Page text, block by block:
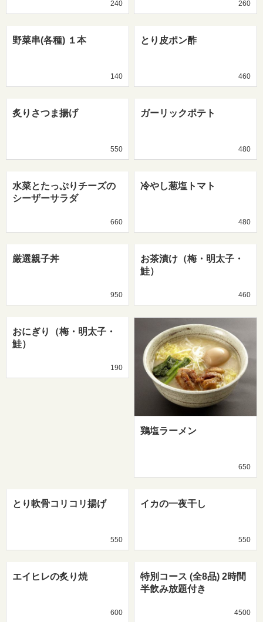
240 260
野菜串(各種) １本
140
とり皮ポン酢
460
炙りさつま揚げ
550
ガーリックポテト
480
水菜とたっぷりチーズの
シーザーサラダ
660
冷やし葱塩トマト
480
厳選親子丼
950
お茶漬け（梅・明太子・
鮭）
460
おにぎり（梅・明太子・
鮭）
190
鶏塩ラーメン
650
とり軟骨コリコリ揚げ
550
イカの一夜干し
550
エイヒレの炙り焼
600
特別コース (全8品) 2時間
半飲み放題付き
4500